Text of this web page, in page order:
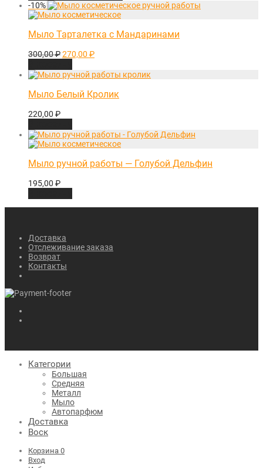
-10%
Мыло Тарталетка с Мандаринами
300,00₽Первоначальная
составляла
300,00 ₽.
270,00 ₽Текущая
270,00 ₽.
Мыло Белый Кролик
220,00 ₽
Мыло ручной работы — Голубой Дельфин
195,00 ₽
Доставка
Отслеживание заказа
Возврат
Контакты
Категории
Большая
Средняя
Металл
Мыло
Автопарфюм
Доставка
Воск
Корзина 0
Вход